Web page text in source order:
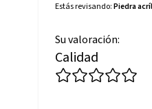
Estás revisando:Piedra
Su valoración:
Calidad